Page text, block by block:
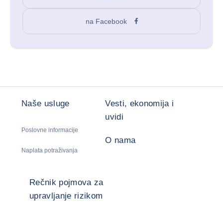
na Facebook
Naše usluge
Poslovne informacije
Naplata potraživanja
Vesti, ekonomija i
uvidi
O nama
Rečnik pojmova za
upravljanje rizikom